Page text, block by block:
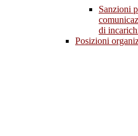
Sanzioni
di
Posizioni